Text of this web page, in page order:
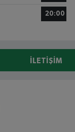
20:00
İLETIŞIM